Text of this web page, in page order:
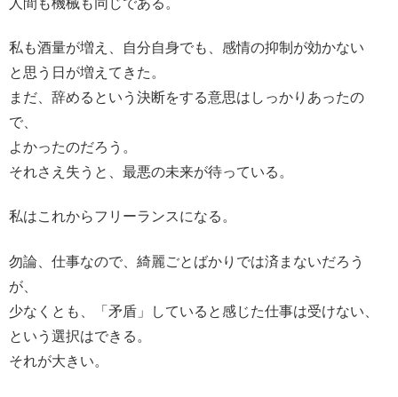
私も酒量が増え、自分自身でも、感情の抑制が効かない
と思う日が増えてきた。
まだ、辞めるという決断をする意思はしっかりあったの
で、
よかったのだろう。
それさえ失うと、最悪の未来が待っている。
私はこれからフリーランスになる。
勿論、仕事なので、綺麗ごとばかりでは済まないだろう
が、
少なくとも、「矛盾」していると感じた仕事は受けない、
という選択はできる。
それが大きい。